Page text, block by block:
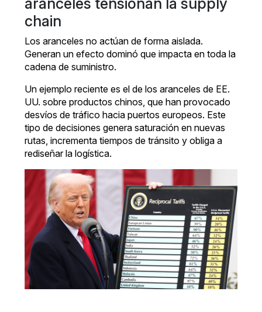
aranceles tensionan la supply
chain
Los aranceles no actúan de forma aislada.
Generan un efecto dominó que impacta en toda la
cadena de suministro.
Un ejemplo reciente es el de los aranceles de EE.
UU. sobre productos chinos, que han provocado
desvíos de tráfico hacia puertos europeos. Este
tipo de decisiones genera saturación en nuevas
rutas, incrementa tiempos de tránsito y obliga a
rediseñar la logística.